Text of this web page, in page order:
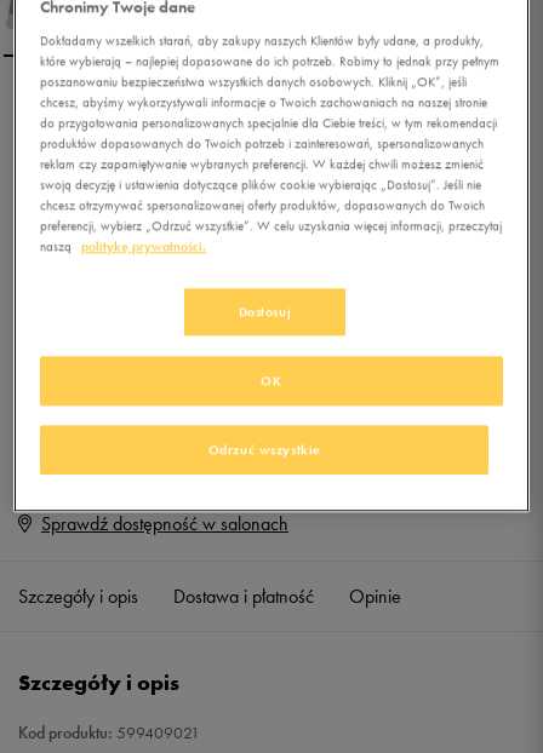
NIKE WMNS AIR MAX
THEA
0.0 (0)
159,99złz Vat
Jeśli artykuł będzie ponownie dostępny, otrzymasz od nas powiadomienie.
Rozmiary EU
Sprawdź dostępność w salonach
Szczegóły i opis Dostawa i płatność Opinie
Szczegóły i opis
Kod produktu: 599409021
Chronimy Twoje dane
Dokładamy wszelkich starań, aby zakupy naszych Klientów były udane, a produkty,
które wybierają – najlepiej dopasowane do ich potrzeb. Robimy to jednak przy pełnym
poszanowaniu bezpieczeństwa wszystkich danych osobowych. Kliknij „OK”, jeśli
chcesz, abyśmy wykorzystywali informacje o Twoich zachowaniach na naszej stronie
do przygotowania personalizowanych specjalnie dla Ciebie treści, w tym rekomendacji
produktów dopasowanych do Twoich potrzeb i zainteresowań, spersonalizowanych
reklam czy zapamiętywanie wybranych preferencji. W każdej chwili możesz zmienić
swoją decyzję i ustawienia dotyczące plików cookie wybierając „Dostosuj”. Jeśli nie
chcesz otrzymywać spersonalizowanej oferty produktów, dopasowanych do Twoich
preferencji, wybierz „Odrzuć wszystkie”. W celu uzyskania więcej informacji, przeczytaj
naszą
politykę prywatności.
Dostosuj
Odrzuć wszystkie
OK